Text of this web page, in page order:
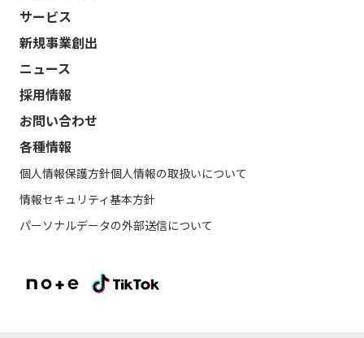
サービス
新規事業創出
ニュース
採用情報
お問い合わせ
各種情報
個人情報保護方針個人情報の取扱いについて
情報セキュリティ基本方針
パーソナルデータの外部送信について